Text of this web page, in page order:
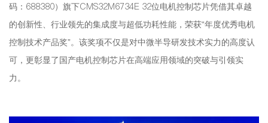
码：688380）旗下CMS32M6734E 32位电机控制芯片凭借其卓越
的创新性、行业领先的集成度与超低功耗性能，荣获“年度优秀电机
控制技术产品奖”。该奖项不仅是对中微半导研发技术实力的高度认
可，更彰显了国产电机控制芯片在高端应用领域的突破与引领实
力。